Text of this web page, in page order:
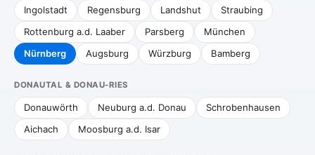
Ingolstadt Regensburg Landshut
Straubing
Rottenburg a.d. Laaber
Parsberg
München
Nürnberg
Augsburg Würzburg Bamberg
DONAUTAL & DONAU-RIES
Donauwörth Neuburg a.d. Donau
Schrobenhausen
Aichach
Moosburg a.d. Isar